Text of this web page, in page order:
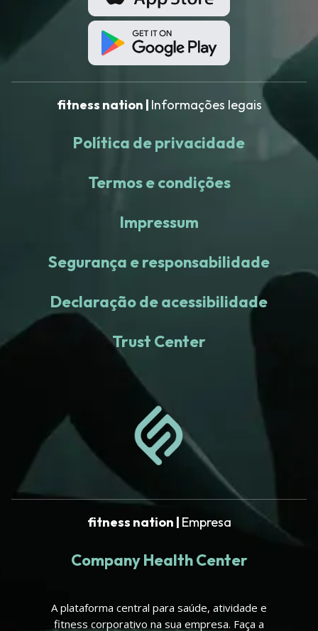
fitness nation | Informações legais
Política de privacidade
Termos e condições
Impressum
Segurança e responsabilidade
Declaração de acessibilidade
Trust Center
fitness nation | Empresa
Company Health Center
A plataforma central para saúde, atividade e
fitness corporativo na sua empresa. Faça a